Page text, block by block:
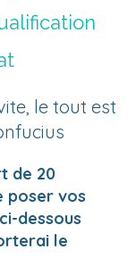
le tout est
de 20
poser vos
dessous
le